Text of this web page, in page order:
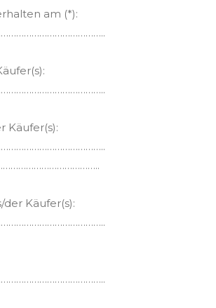
am (*):
Käufer(s):
Käufer(s):